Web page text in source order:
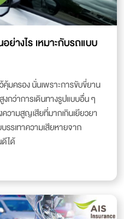
ย่างไร เหมาะกับรถแบบ
มครอง นั่นเพราะการขับขี่ยาน
กว่าการเดินทางรูปแบบอื่น ๆ
ความสูญเสียที่มากเกินเยียวยา
รรเทาความเสียหายจาก
ได้